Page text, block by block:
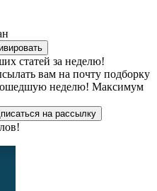
статей за неделю!
вам на почту подборку
неделю! Максимум
на рассылку